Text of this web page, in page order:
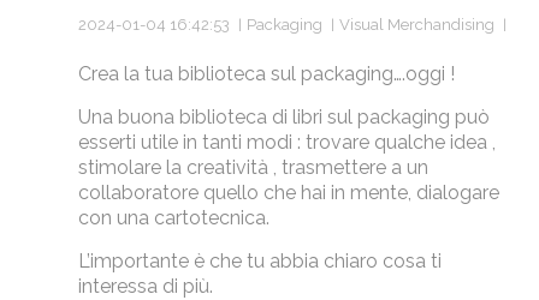
2024-01-04 16:42:53 Packaging Visual Merchandising
Crea la tua biblioteca sul packaging….oggi !
Una buona biblioteca di libri sul packaging può
esserti utile in tanti modi : trovare qualche idea ,
stimolare la creatività , trasmettere a un
collaboratore quello che hai in mente, dialogare
con una cartotecnica.
L’importante è che tu abbia chiaro cosa ti
interessa di più.